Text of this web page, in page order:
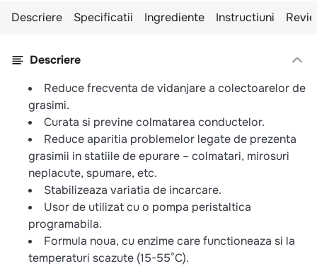
Descriere Specificatii Ingrediente Instructiuni
Descriere
Reduce frecventa de vidanjare a colectoarelor de
grasimi.
Curata si previne colmatarea conductelor.
Reduce aparitia problemelor legate de prezenta
grasimii in statiile de epurare – colmatari, mirosuri
neplacute, spumare, etc.
Stabilizeaza variatia de incarcare.
Usor de utilizat cu o pompa peristaltica
programabila.
Formula noua, cu enzime care functioneaza si la
temperaturi scazute (15-55°C).